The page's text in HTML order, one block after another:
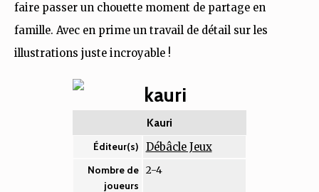
faire passer un chouette moment de partage en
famille. Avec en prime un travail de détail sur les
illustrations juste incroyable !
Kauri
Éditeur(s) Débâcle Jeux
Nombre de
joueurs
2-4